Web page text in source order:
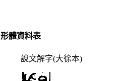
形體資料表
說文解字(大徐本)